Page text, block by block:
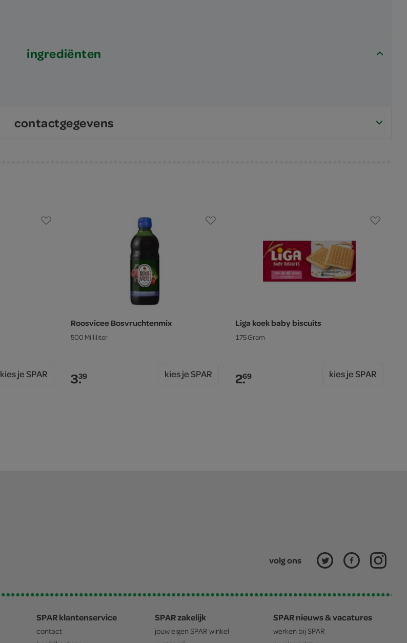
ingrediënten
contactgegevens
kies je SPAR
Roosvicee Bosvruchtenmix
500 Milliliter
3.39 kies je SPAR
Liga koek baby biscuits
175 Gram
2.69 kies je SPAR
volg ons
SPAR klantenservice
contact
SPAR zakelijk
jouw eigen SPAR winkel
SPAR nieuws & vacatures
werken bij SPAR